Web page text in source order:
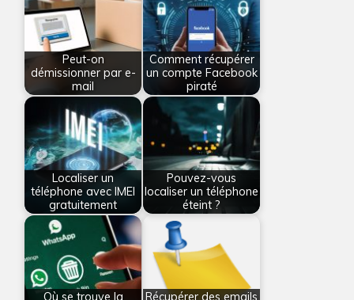
Peut-on
démissionner par e-
mail
Comment récupérer
un compte Facebook
piraté
Localiser un
téléphone avec IMEI
gratuitement
Pouvez-vous
localiser un téléphone
éteint ?
Où se trouve la Récupérer des emails